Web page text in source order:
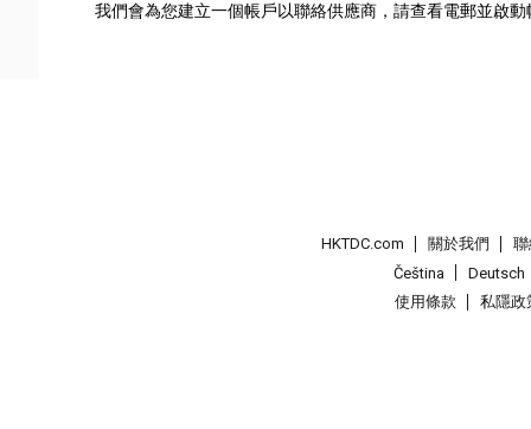
我們會為您建立一個帳戶以聯絡供應商，請查看電郵並啟動
HKTDC.com 關於我們
Čeština
Deutsch
使用條款
私隱政